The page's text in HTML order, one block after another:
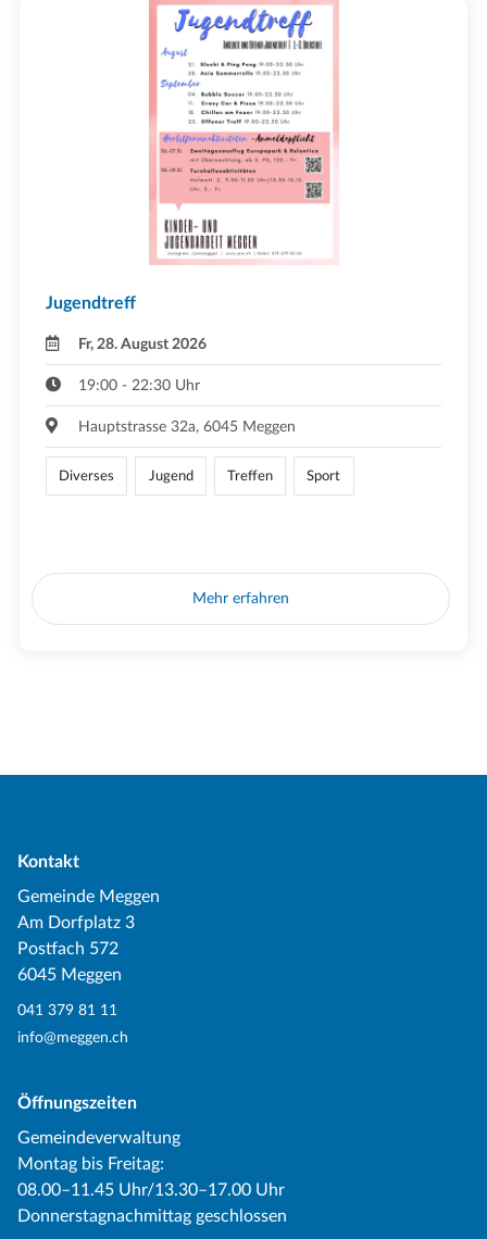
Jugendtreff
Fr, 28. August 2026
19:00 - 22:30 Uhr
Hauptstrasse 32a, 6045 Meggen
Diverses Jugend Treffen Sport
Mehr erfahren
Kontakt
Gemeinde Meggen
Am Dorfplatz 3
Postfach 572
6045 Meggen
041 379 81 11
info@meggen.ch
Öffnungszeiten
Gemeindeverwaltung
Montag bis Freitag:
08.00–11.45 Uhr/13.30–17.00 Uhr
Donnerstagnachmittag geschlossen